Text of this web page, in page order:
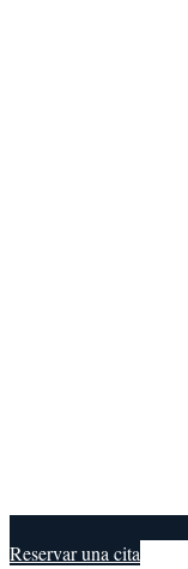
Reservar una cita